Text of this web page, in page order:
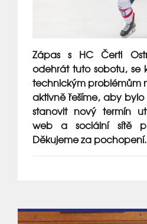
Zápas s HC Čerti
odehrát tuto sobotu, se
technickým problémům
aktivně řešíme, aby
stanovit nový termín
web a sociální sítě
Děkujeme za pochopení.